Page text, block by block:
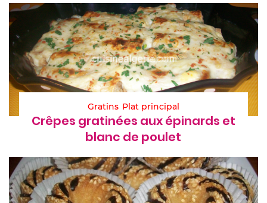
Gratins Plat principal
Crêpes gratinées aux épinards et
blanc de poulet